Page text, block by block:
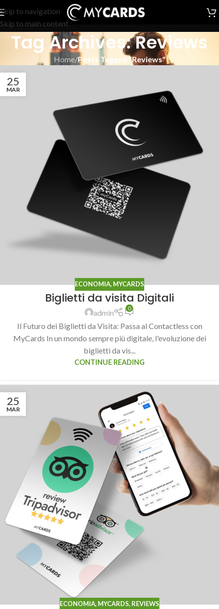
Skip to navigation
Skip to main content
Tag Archives: Reviews
Home/Posts Tagged "Reviews"
25
MAR
ECONOMIA, MYCARDS
Biglietti da visita Digitali
admin 0
Il Futuro dei Biglietti da Visita: Passa al Contactless con
MyCards In un mondo sempre più digitale, l'evoluzione dei
biglietti da vis...
CONTINUE READING
25
MAR
ECONOMIA, MYCARDS, REVIEWS